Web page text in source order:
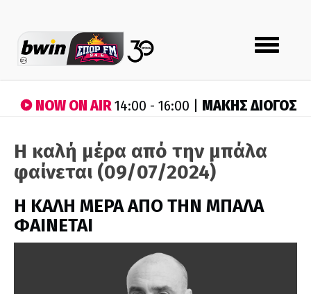
Toggle
navigation
NOW ON AIR14:00 - 16:00 | ΜΑΚΗΣ ΔΙΟΓΟΣ
Η καλή μέρα από την μπάλα
φαίνεται (09/07/2024)
H ΚΑΛΗ ΜΕΡΑ ΑΠΟ ΤΗΝ ΜΠΑΛΑ
ΦΑΙΝΕΤΑΙ